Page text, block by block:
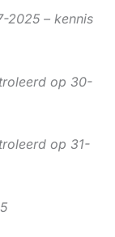
2025 – kennis
op 30-
op 31-